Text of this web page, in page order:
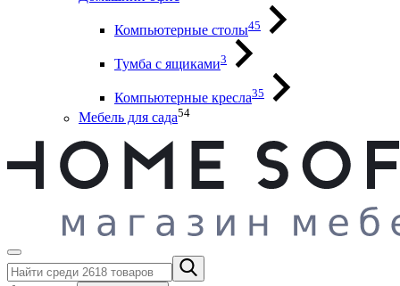
Компьютерные столы45
Тумба с ящиками3
Компьютерные кресла35
Мебель для сада54